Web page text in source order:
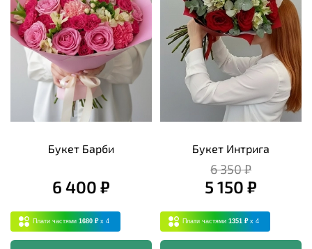
Букет Барби
6 400 ₽
Плати частями 1680 ₽ x 4
Букет Интрига
6 350 ₽
5 150 ₽
Плати частями 1351 ₽ x 4